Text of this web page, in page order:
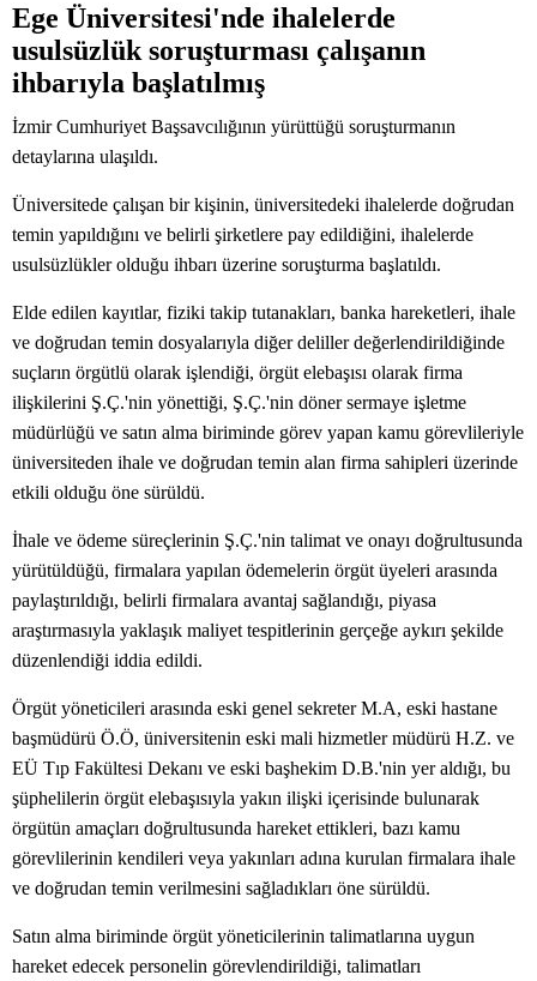
Ege Üniversitesi'nde ihalelerde
usulsüzlük soruşturması çalışanın
ihbarıyla başlatılmış
İzmir Cumhuriyet Başsavcılığının yürüttüğü soruşturmanın
detaylarına ulaşıldı.
Üniversitede çalışan bir kişinin, üniversitedeki ihalelerde doğrudan
temin yapıldığını ve belirli şirketlere pay edildiğini, ihalelerde
usulsüzlükler olduğu ihbarı üzerine soruşturma başlatıldı.
Elde edilen kayıtlar, fiziki takip tutanakları, banka hareketleri, ihale
ve doğrudan temin dosyalarıyla diğer deliller değerlendirildiğinde
suçların örgütlü olarak işlendiği, örgüt elebaşısı olarak firma
ilişkilerini Ş.Ç.'nin yönettiği, Ş.Ç.'nin döner sermaye işletme
müdürlüğü ve satın alma biriminde görev yapan kamu görevlileriyle
üniversiteden ihale ve doğrudan temin alan firma sahipleri üzerinde
etkili olduğu öne sürüldü.
İhale ve ödeme süreçlerinin Ş.Ç.'nin talimat ve onayı doğrultusunda
yürütüldüğü, firmalara yapılan ödemelerin örgüt üyeleri arasında
paylaştırıldığı, belirli firmalara avantaj sağlandığı, piyasa
araştırmasıyla yaklaşık maliyet tespitlerinin gerçeğe aykırı şekilde
düzenlendiği iddia edildi.
Örgüt yöneticileri arasında eski genel sekreter M.A, eski hastane
başmüdürü Ö.Ö, üniversitenin eski mali hizmetler müdürü H.Z. ve
EÜ Tıp Fakültesi Dekanı ve eski başhekim D.B.'nin yer aldığı, bu
şüphelilerin örgüt elebaşısıyla yakın ilişki içerisinde bulunarak
örgütün amaçları doğrultusunda hareket ettikleri, bazı kamu
görevlilerinin kendileri veya yakınları adına kurulan firmalara ihale
ve doğrudan temin verilmesini sağladıkları öne sürüldü.
Satın alma biriminde örgüt yöneticilerinin talimatlarına uygun
hareket edecek personelin görevlendirildiği, talimatları